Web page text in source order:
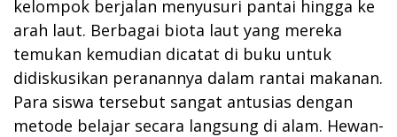
kelompok berjalan menyusuri pantai hingga ke
arah laut. Berbagai biota laut yang mereka
temukan kemudian dicatat di buku untuk
didiskusikan peranannya dalam rantai makanan.
Para siswa tersebut sangat antusias dengan
metode belajar secara langsung di alam. Hewan-